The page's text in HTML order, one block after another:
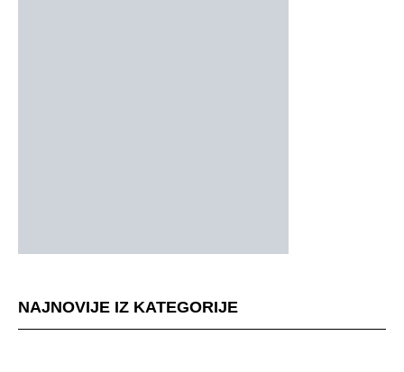
NAJNOVIJE IZ KATEGORIJE